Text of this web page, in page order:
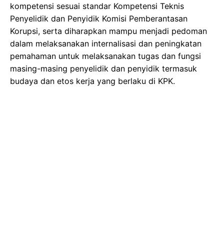
kompetensi sesuai standar Kompetensi Teknis
Penyelidik dan Penyidik Komisi Pemberantasan
Korupsi, serta diharapkan mampu menjadi pedoman
dalam melaksanakan internalisasi dan peningkatan
pemahaman untuk melaksanakan tugas dan fungsi
masing-masing penyelidik dan penyidik termasuk
budaya dan etos kerja yang berlaku di KPK.